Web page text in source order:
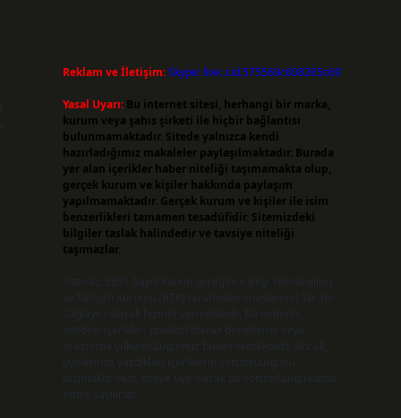
Reklam ve İletişim:Skype: live:.cid.575569c608265c69
Yasal Uyarı: Bu internet sitesi, herhangi bir marka,
kurum veya şahıs şirketi ile hiçbir bağlantısı
bulunmamaktadır. Sitede yalnızca kendi
hazırladığımız makaleler paylaşılmaktadır. Burada
yer alan içerikler haber niteliği taşımamakta olup,
gerçek kurum ve kişiler hakkında paylaşım
yapılmamaktadır. Gerçek kurum ve kişiler ile isim
benzerlikleri tamamen tesadüfidir. Sitemizdeki
bilgiler taslak halindedir ve tavsiye niteliği
taşımazlar.
Sitemiz, 5651 Sayılı Kanun gereğince Bilgi Teknolojileri
ve İletişim Kurumu (BTK) tarafından onaylanmış bir Yer
Sağlayıcı olarak hizmet vermektedir. Bu nedenle,
sitedeki içerikleri proaktif olarak denetleme veya
araştırma yükümlülüğümüz bulunmamaktadır. Ancak,
üyelerimiz yazdıkları içeriklerin sorumluluğunu
taşımakta olup, siteye üye olarak bu sorumluluğu kabul
etmiş sayılırlar.